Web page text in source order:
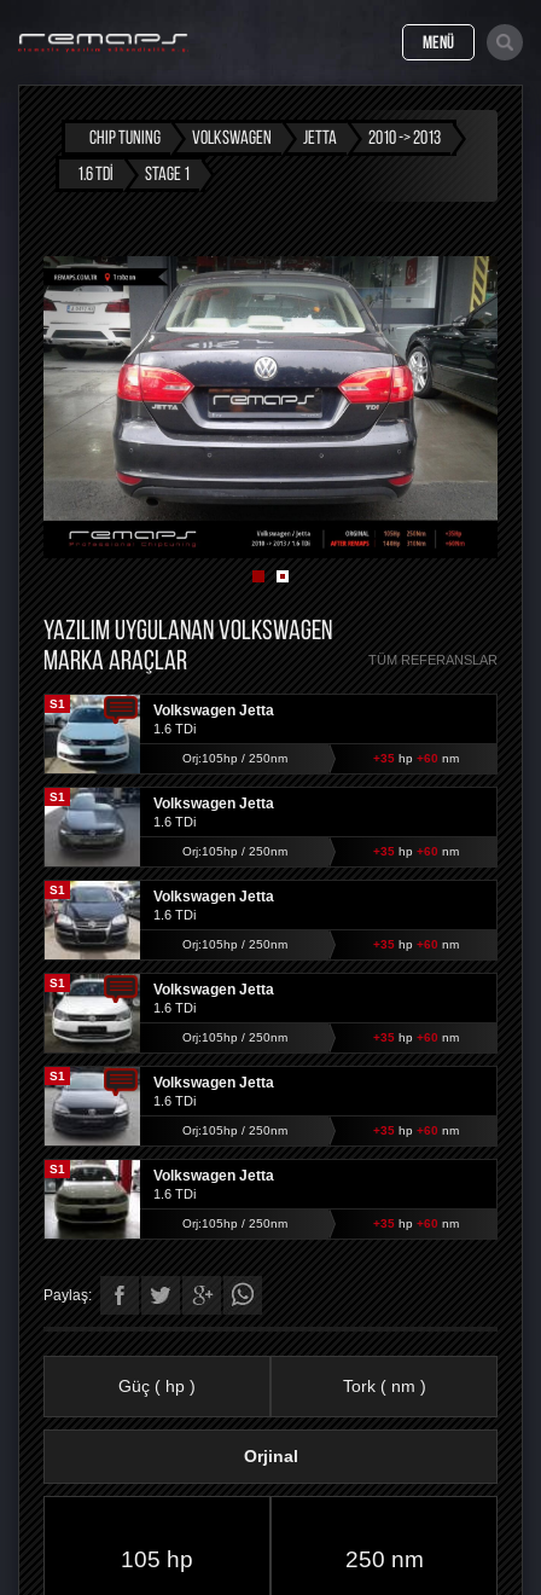
MENÜ
CHIP TUNING VOLKSWAGEN JETTA
2010 -> 2013
1.6 TDI
STAGE 1
YAZILIM UYGULANAN VOLKSWAGEN
MARKA ARAÇLAR
TÜM REFERANSLAR
S1 Volkswagen Jetta
1.6 TDi
Orj:105hp / 250nm +35hp +60 nm
S1 Volkswagen Jetta
1.6 TDi
Orj:105hp / 250nm +35hp +60 nm
S1 Volkswagen Jetta
1.6 TDi
Orj:105hp / 250nm +35hp +60 nm
S1 Volkswagen Jetta
1.6 TDi
Orj:105hp / 250nm +35hp +60 nm
S1 Volkswagen Jetta
1.6 TDi
Orj:105hp / 250nm +35hp +60 nm
S1 Volkswagen Jetta
1.6 TDi
Orj:105hp / 250nm +35hp +60 nm
Paylaş:
Güç ( hp ) Tork ( nm )
Orjinal
105 hp 250 nm